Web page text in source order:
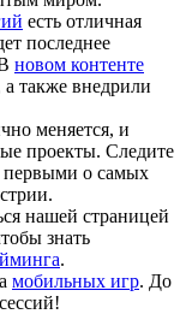
есть отличная
последнее
новом контенте
а также внедрили
меняется, и
проекты. Следите
первыми о самых
нашей страницей
знать
.
мобильных игр. До